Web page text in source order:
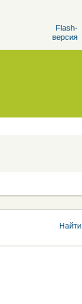
Flash-
версия
Найти